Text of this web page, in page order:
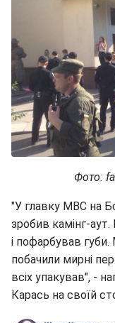
Фото:
"У главку МВС на
зробив камінг-
і пофарбував
побачили мирні
всіх упакував", -
Карась на своїй